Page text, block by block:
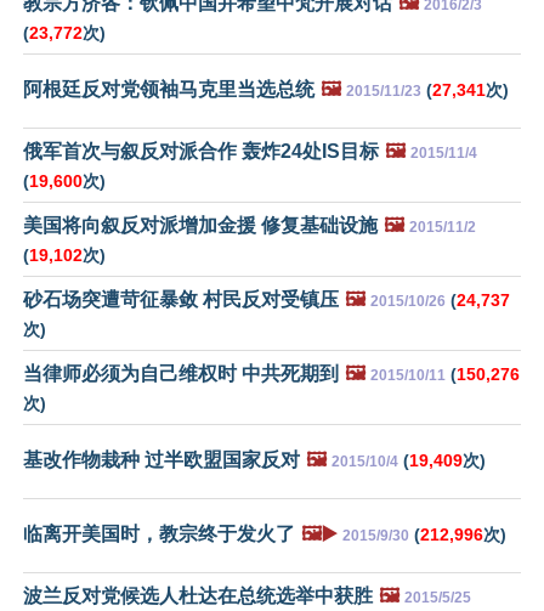
2016/2/3
(23,772次)
阿根廷反对党领袖马克里当选总统 🖼️ 2015/11/23 (27,341次)
俄军首次与叙反对派合作 轰炸24处IS目标 🖼️ 2015/11/4
(19,600次)
美国将向叙反对派增加金援 修复基础设施 🖼️ 2015/11/2
(19,102次)
砂石场突遭苛征暴敛 村民反对受镇压 🖼️ 2015/10/26 (24,737
次)
当律师必须为自己维权时 中共死期到 🖼️ 2015/10/11 (150,276
次)
基改作物栽种 过半欧盟国家反对 🖼️ 2015/10/4 (19,409次)
临离开美国时，教宗终于发火了 🖼️▶️ 2015/9/30 (212,996次)
波兰反对党候选人杜达在总统选举中获胜 🖼️ 2015/5/25